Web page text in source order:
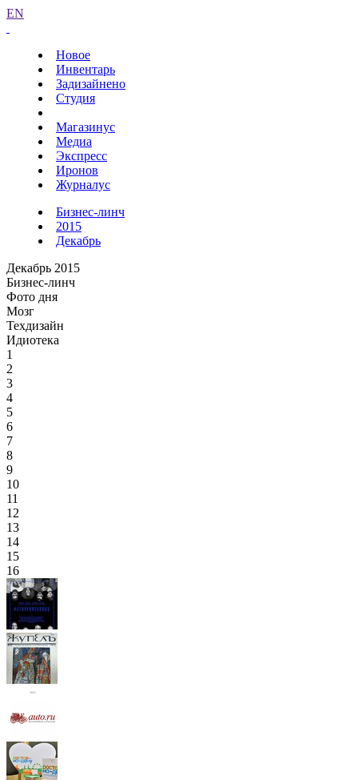
EN
Новое
Инвентарь
Задизайнено
Студия
Магазинус
Медиа
Экспресс
Иронов
Журналус
Бизнес-линч
2015
Декабрь
Декабрь 2015
Бизнес-линч
Фото дня
Мозг
Техдизайн
Идиотека
1
2
3
4
5
6
7
8
9
10
11
12
13
14
15
16